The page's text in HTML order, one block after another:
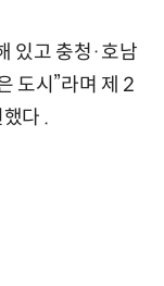
있고 충청·호남
도시”라며 제 2
다 .